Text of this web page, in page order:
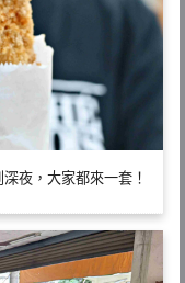
夜，大家都來一套！